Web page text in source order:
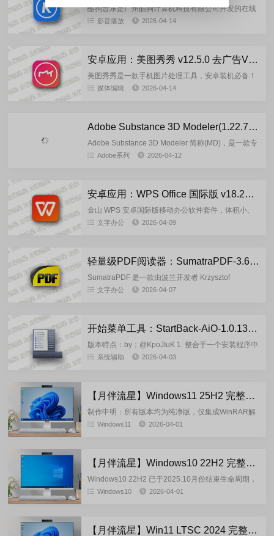
酷狗音乐是广州酷狗计算机科技有限公司开发的在线
音乐流媒体平台，现为腾讯音乐娱乐集团(TME)旗下
影音播放 2026-04-14
安卓应用：美图秀秀 v12.5.0 去广告VIP解锁版
美图秀秀是一款手机图片处理工具，安卓装机必备！
明星达人都爱的修图自拍法宝！能提供AI变清晰,画质
媒体编辑 2026-04-14
Adobe Substance 3D Modeler(1.22.7.1239)-m0nkrus 多语言版
Adobe Substance 3D Modeler 简称(MD)，是一款专
为 3D 专家、视觉效果开发人员和平面设计师设计的
Adobe系列 2026-04-12
安卓应用：WPS Office 国际版 v18.25.1 解锁高级版
金山 WPS 安卓国际版移动办公软件套件，体积小、
速度快。独有手机阅读模式、字体清晰翻页流畅；完
文字办公 2026-04-09
轻量级PDF阅读器：SumatraPDF-3.6.1 多语言便携版/安装版
SumatraPDF 是一款由波兰开发者 Krzysztof
Kowalczyk 开发的 免费、开源、轻量级 的 Windows
文字办公 2026-04-07
开始菜单工具：StartBack-AiO-1.0.138(Win8+Win10+Win11) 合集
版本特点：by；@KpoJIuK 1. 整合于一个安装程序中
的版本： • StartIsBack：2.1.2（适...
系统辅助 2026-04-03
【月伴流星】Windows11 25H2 完整+适量精简多合一安装版2026.04
制作申明：所有版本均为纯净版，仅集成WinRAR解
压缩和VBCRedist_x86_x64和系统必须的软件和运
Windows11 2026-04-01
【月伴流星】Windows10 22H2 完整+适量精简多合一安装版2026.04
Windows10 22H2 已于2025.10月份结束生命周期，
官方已经停止技术支持，因此本次是最后一次跟进更
Windows10 2026-04-01
【月伴流星】Win11 LTSC 2024 完整+适量精简多合一安装版2026.04